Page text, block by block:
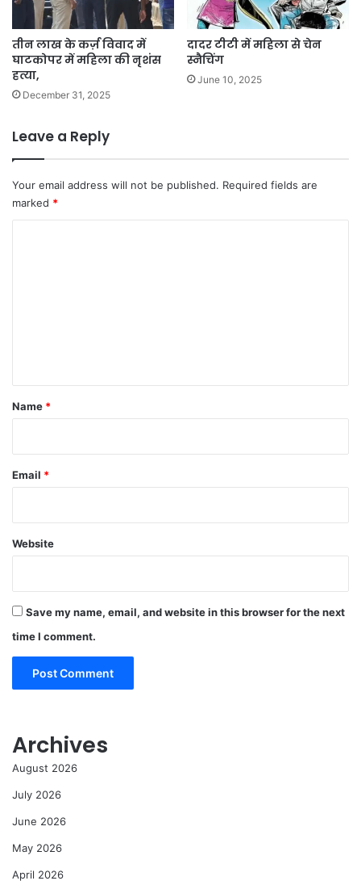
तीन लाख के कर्ज़ विवाद में
घाटकोपर में महिला की नृशंस
हत्या,
December 31, 2025
दादर टीटी में महिला से चेन
स्नैचिंग
June 10, 2025
Leave a Reply
Your email address will not be published. Required fields are
marked *
*
Name *
Email *
Website
Save my name, email, and website in this browser for the next
time I comment.
Archives
August 2026
July 2026
June 2026
May 2026
April 2026